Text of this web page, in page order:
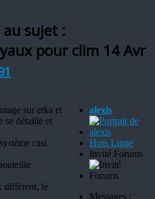
sujet :
pour clim 14 Avr
sur etka et
se détaille et
casi
différent, le
alexis
Hors Ligne
Invité Forums
Messages :